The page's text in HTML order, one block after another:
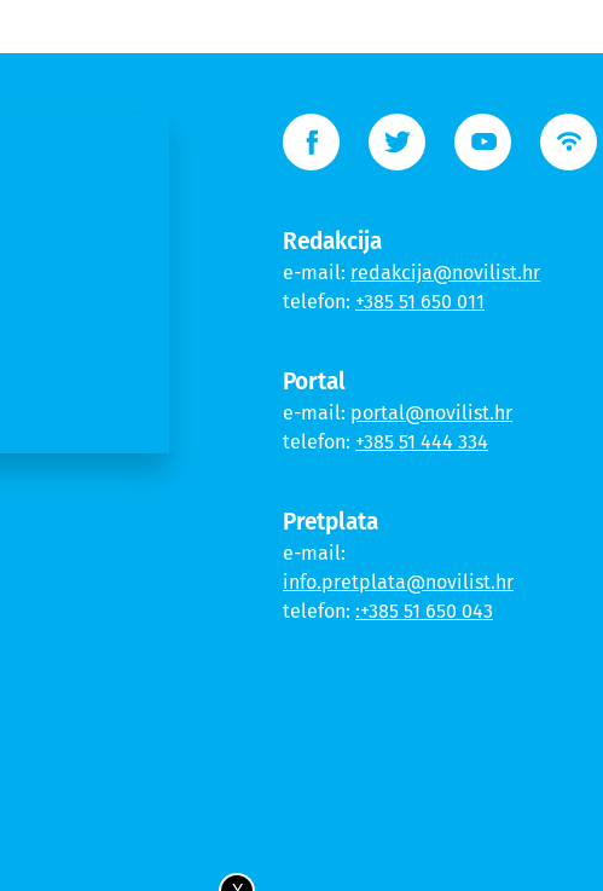
Redakcija
e-mail: redakcija@novilist.hr
telefon: +385 51 650 011
Portal
e-mail: portal@novilist.hr
telefon: +385 51 444 334
Pretplata
e-mail:
info.pretplata@novilist.hr
telefon: :+385 51 650 043